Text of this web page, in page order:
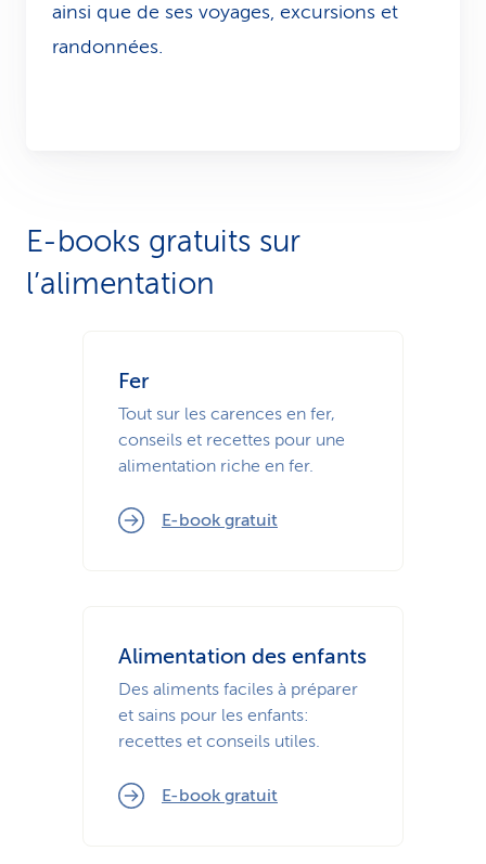
ainsi que de ses voyages, excursions et
randonnées.
E-books gratuits sur
l’alimentation
Fer
Tout sur les carences en fer,
conseils et recettes pour une
alimentation riche en fer.
E-book gratuit
Alimentation des enfants
Des aliments faciles à préparer
et sains pour les enfants:
recettes et conseils utiles.
E-book gratuit